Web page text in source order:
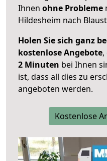
Ihnen ohne Probleme
Hildesheim nach
Holen Sie sich ganz
kostenlose Angebote
2 Minuten bei Ihnen
ist, dass all dies zu
angeboten werden.
Kostenlose